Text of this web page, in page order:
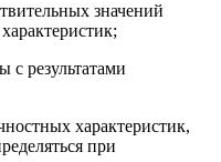
значений
результатами
характеристик,
при